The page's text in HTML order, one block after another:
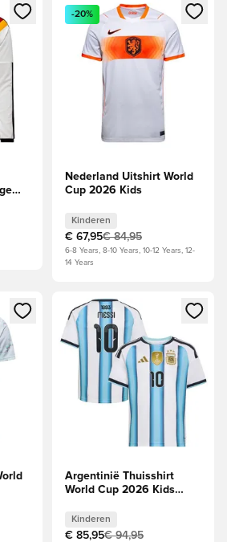
in te loggen of je aan te melden als
Opent een venster om in te
-20%
Nederland Uitshirt World
Cup 2026 Kids
Kinderen
€ 67,95€ 84,95
6-8 Years, 8-10 Years, 10-12 Years, 12-
14 Years
in te loggen of je aan te melden als
Opent een venster om in te
Argentinië Thuisshirt
World Cup 2026 Kids
Kinderen
€ 85,95€ 94,95